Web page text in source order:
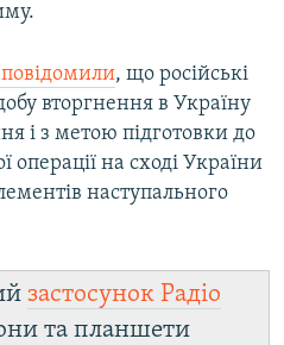
, що російські
вторгнення в Україну
і з метою підготовки до
операції на сході України
наступального
застосунок Радіо
та планшети